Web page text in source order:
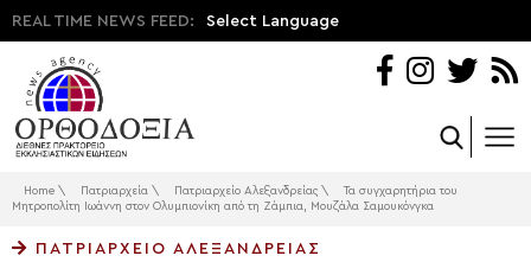
REAL TIME NEWS FEED: Select Language
Home \ Πατριαρχεία \ Πατριαρχείο Αλεξανδρείας \
Τα συγχαρητήρια του
Μητροπολίτη Ιωάννη στον Ολυμπιονίκη από τη Ζάμπια, Μουζάλα Σαμουκόνγκα
ΠΑΤΡΙΑΡΧΕΊΟ ΑΛΕΞΑΝΔΡΕΊΑΣ